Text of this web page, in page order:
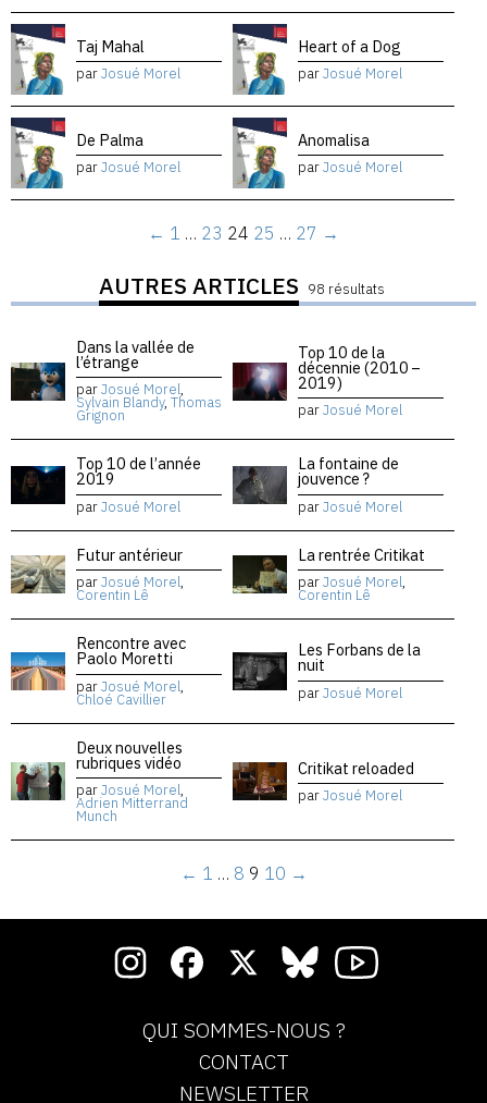
Taj Mahal
parJosué Morel
Heart of a Dog
parJosué Morel
De Palma
parJosué Morel
Anomalisa
parJosué Morel
← 1 … 23 24 25 … 27 →
AUTRES ARTICLES 98 résultats
Dans la vallée de
l’étrange
parJosué Morel,
Sylvain Blandy, Thomas
Grignon
Top 10 de la
décennie (2010 –
2019)
parJosué Morel
Top 10 de l’année
2019
parJosué Morel
La fontaine de
jouvence ?
parJosué Morel
Futur antérieur
parJosué Morel,
Corentin Lê
La rentrée Critikat
parJosué Morel,
Corentin Lê
Rencontre avec
Paolo Moretti
parJosué Morel,
Chloé Cavillier
Les Forbans de la
nuit
parJosué Morel
Deux nouvelles
rubriques vidéo
parJosué Morel,
Adrien Mitterrand
Munch
Critikat reloaded
parJosué Morel
← 1 … 8 9 10 →
QUI SOMMES-NOUS ?
CONTACT
NEWSLETTER